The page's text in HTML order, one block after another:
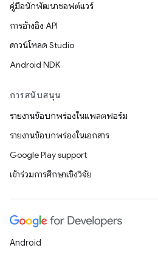
คู่มือนักพัฒนาซอฟต์แวร์
การอ้างอิง API
ดาวน์โหลด Studio
Android NDK
การสนับสนุน
รายงานข้อบกพร่องในแพลตฟอร์ม
รายงานข้อบกพร่องในเอกสาร
Google Play support
เข้าร่วมการศึกษาเชิงวิจัย
Android